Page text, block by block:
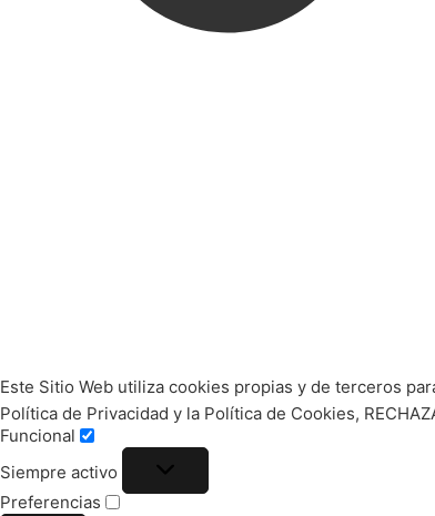
Este Sitio Web utiliza cookies propias y de terceros
Política de Privacidad y la Política de Cookies,
Funcional
Siempre activo
Preferencias